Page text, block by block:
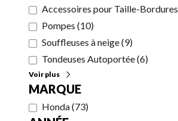
Accessoires pour Taille-Bordures
Pompes (10)
Souffleuses à neige(9)
Tondeuses Autoportée(6)
Voir plus
MARQUE
Honda(73)